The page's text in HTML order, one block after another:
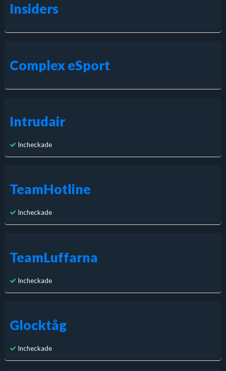
Insiders
Complex eSport
Intrudair
Incheckade
TeamHotline
Incheckade
TeamLuffarna
Incheckade
Glocktåg
Incheckade